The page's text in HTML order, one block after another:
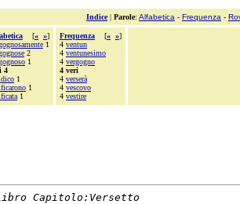
Indice| Parole: Alfabetica - Frequenza -
[« »]
1
2
1
4
1
1
1
Frequenza [« »]
4 ventun
4 ventunesimo
4 vergogno
4 veri
4 verserà
4 vescovo
4 vestire
Capitolo:Versetto